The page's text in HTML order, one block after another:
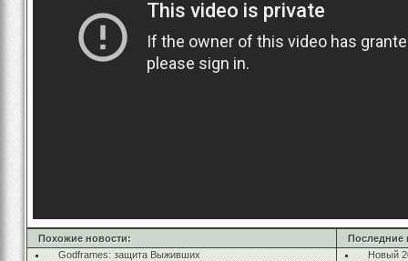
Похожие новости:
Godframes: защита Выживших
Последние
Новый